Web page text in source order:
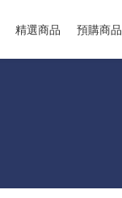
精選商品 預購商品